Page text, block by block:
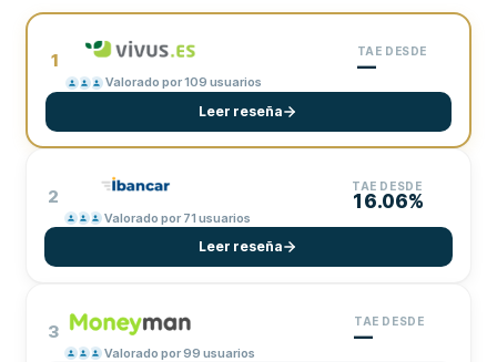
1
Valorado por 109 usuarios
TAE DESDE
—
Leer reseña
2
Valorado por 71 usuarios
TAE DESDE
16.06%
Leer reseña
3
Valorado por 99 usuarios
TAE DESDE
—